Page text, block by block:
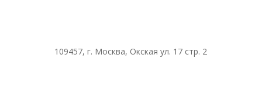
109457, г. Москва, Окская ул. 17 стр. 2